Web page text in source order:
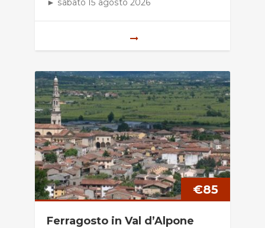
► sabato 15 agosto 2026
€85
Ferragosto in Val d’Alpone